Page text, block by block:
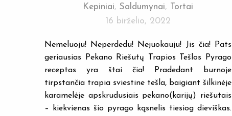
Kepiniai, Saldumynai,
Tortai
16 birželio, 2022
Nemeluoju! Neperdedu! Nejuokauju! Jis čia! Pats
geriausias Pekano Riešutų Trapios Tešlos Pyrago
receptas yra štai čia! Pradedant burnoje
tirpstančia trapia sviestine tešla, baigiant šilkinėje
karamelėje apskrudusiais pekano(karijų) riešutais
– kiekvienas šio pyrago kąsnelis tiesiog dieviškas.